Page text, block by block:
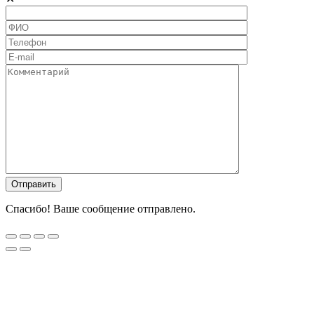
Спасибо! Ваше сообщение отправлено.